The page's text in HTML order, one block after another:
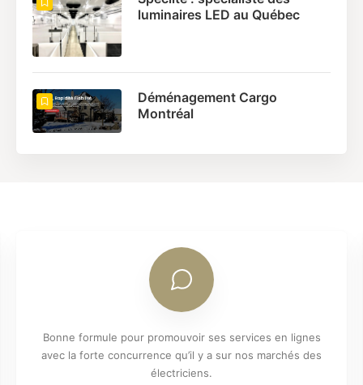
luminaires LED au Québec
Déménagement Cargo
Montréal
Bonne formule pour promouvoir ses services en lignes
avec la forte concurrence qu’il y a sur nos marchés des
électriciens.